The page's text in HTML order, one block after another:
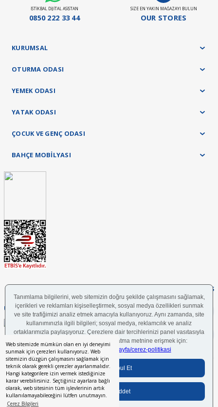
Web sitemizde mümkün olan en iyi deneyimi
sunmak için çerezleri kullanıyoruz. Web
sitemizin düzgün çalışmasını sağlamak için
teknik olarak gerekli çerezler ayarlanmalıdır.
Hangi kategorilere izin vermek istediğinize
karar verebilirsiniz. Seçtiğiniz ayarlara bağlı
olarak, web sitesinin tüm işlevlerinin artık
kullanılamayabileceğini lütfen unutmayın.
Çerez Bilgileri
Yatak ürün grubumuz ise 21 gündür.
Stokta Olan Ürünler İçin Teslim Süresi : 10-15 Gün
İSTİKBAL DİJİTAL ASİSTAN
0850 222 33 44
SİZE EN YAKIN MAĞAZAYI BULUN
OUR STORES
KURUMSAL
OTURMA ODASI
YEMEK ODASI
YATAK ODASI
ÇOCUK VE GENÇ ODASI
BAHÇE MOBİLYASI
UYGULAMAMIZI İNDİRİN
FOLLOW US
Bilgi Toplumu Hizmetleri BGYS Politikası Çerez Politikası
© 2024 İstikbal Mobilya A.Ş.